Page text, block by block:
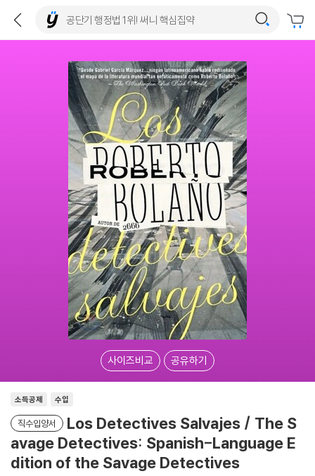
사이즈비교 공유하기
소득공제 수입
직수입양서
Los Detectives Salvajes / The S
avage Detectives: Spanish-Language E
dition of the Savage Detectives